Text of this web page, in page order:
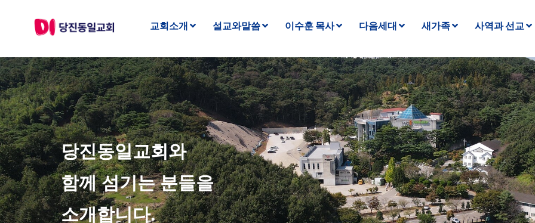
교회소개 설교와말씀 이수훈 목사 다음세대 새가족 사역과 선교
당진동일교회와
함께 섬기는 분들을
소개합니다.